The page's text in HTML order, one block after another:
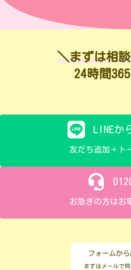
＼まずは相
24時間
LINEか
友だち追加＋ト
お急ぎの方はお
フォームか
まずはメールで